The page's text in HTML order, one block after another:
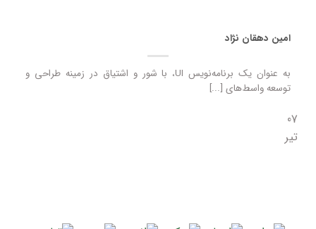
امین دهقان نژاد
به عنوان یک برنامه‌نویس UI، با شور و اشتیاق در زمینه طراحی و
توسعه واسط‌های [...]
07
تیر